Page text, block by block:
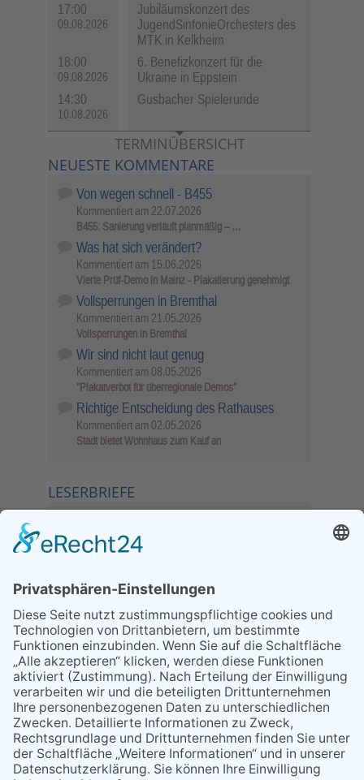
17:00
09.08.2026
Jubiläumskonzert des
JugendSinfonieOrchesters des
MTK in Kelkheim
18:00
09.08.2026
6. Benefizkonzert für die
Ukraine in Eppstein
14:30
10.08.2026
Gusbacher Spielerunde
TERMINÜBERSICHT
NEUESTE KOMMENTARE
Von wegen schnell - B455
Kommentiert am 22.07.2026
B455: Sanierung verläuft planmäßig – …
Was hat sich verändert?
Kommentiert am 15.06.2026
Vierte Prüf-Demo in Mainz - Plakatierung genehmigt
Vollsperrungen in Bremthal
Kommentiert am 21.05.2026
Vollsperrungen in Bremthal
Wir sind nicht laut genug
Kommentiert am 08.05.2026
"Plakatverbot für überregionale Demos"
Richtige Entscheidung des Rathauses
Kommentiert am 02.05.2026
Stadt bietet Wohnhaus zum Kauf an
LESERBRIEFE
Sperrung B455: Kleiner
Grenzverkehr statt weite Wege
21.04.2026
Wenn Bahn-Computer nicht
miteinander kommunizieren
11.03.2026
"Plakatverbot für überregionale
Demos"
04.02.2026
Gelbe Tonne – Ein kleiner Blick
über den Tellerand
04.02.2026
Plastikersparnis durch Nutzung